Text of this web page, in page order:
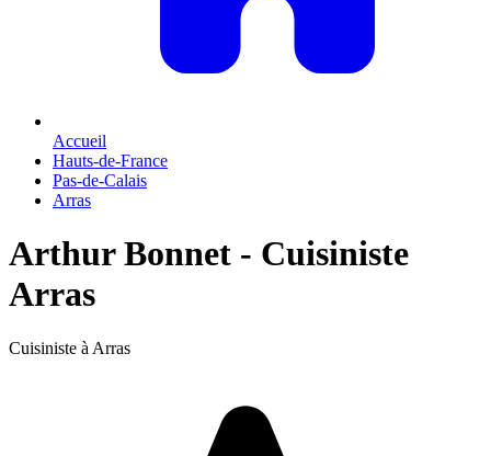
Accueil
Hauts-de-France
Pas-de-Calais
Arras
Arthur Bonnet - Cuisiniste
Arras
Cuisiniste à Arras